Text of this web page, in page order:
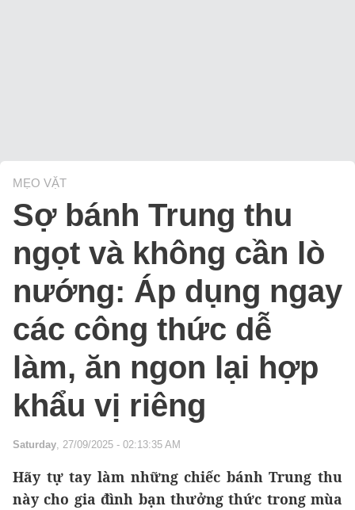
MẸO VẶT
Sợ bánh Trung thu
ngọt và không cần lò
nướng: Áp dụng ngay
các công thức dễ
làm, ăn ngon lại hợp
khẩu vị riêng
Saturday, 27/09/2025 - 02:13:35 AM
Hãy tự tay làm những chiếc bánh Trung thu
này cho gia đình bạn thưởng thức trong mùa